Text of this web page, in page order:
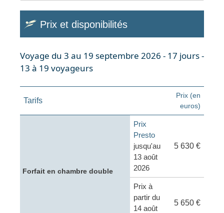
Prix et disponibilités
Voyage du 3 au 19 septembre 2026 - 17 jours -
13 à 19 voyageurs
Tarifs
Prix (en
euros)
Forfait en chambre double
Prix
Presto
jusqu'au
13 août
2026
5 630 €
Prix à
partir du
14 août
5 650 €